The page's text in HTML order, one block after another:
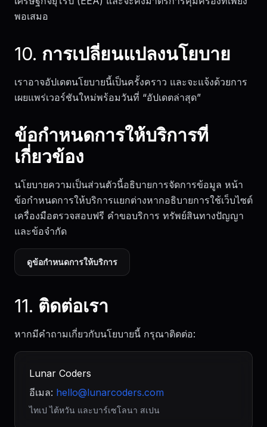
พอเสมอ
10. การเปลี่ยนแปลงนโยบาย
เราอาจอัปเดตนโยบายนี้เป็นครั้งคราว และจะแจ้งด้วยการ
เผยแพร่เวอร์ชันใหม่พร้อมวันที่ “อัปเดตล่าสุด”
ข้อกำหนดการให้บริการที่
เกี่ยวข้อง
นโยบายความเป็นส่วนตัวนี้อธิบายการจัดการข้อมูล หน้า
ข้อกำหนดการให้บริการแยกต่างหากอธิบายการใช้เว็บไซต์
เครื่องมือตรวจสอบฟรี คำขอบริการ ทรัพย์สินทางปัญญา
และข้อจำกัด
ดูข้อกำหนดการให้บริการ
11. ติดต่อเรา
หากมีคำถามเกี่ยวกับนโยบายนี้ กรุณาติดต่อ:
Lunar Coders
อีเมล:
ไทเป ไต้หวัน และบาร์เซโลนา สเปน